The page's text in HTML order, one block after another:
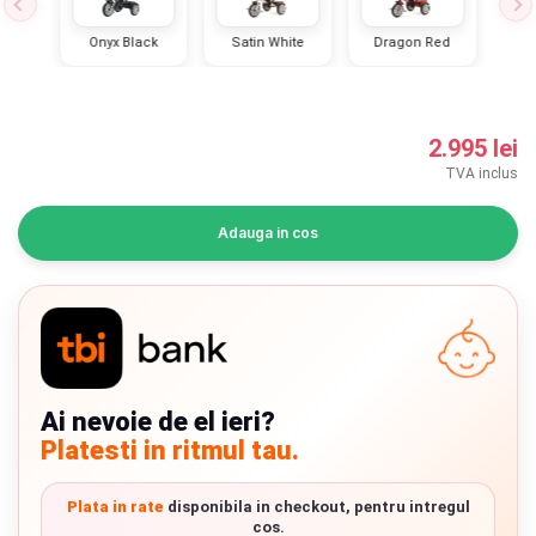
INGRIJIRE PERSONALA
Regulament giveaway
Showroom
Depozit
Onyx Black Satin White Dragon Red
2.995 lei
TVA inclus
Adauga in cos
Ai nevoie de el ieri?
Platesti in ritmul tau.
Plata in ratedisponibila in checkout, pentru intregul
cos.
Chrome cu detalii negre
Verde cu detalii negre